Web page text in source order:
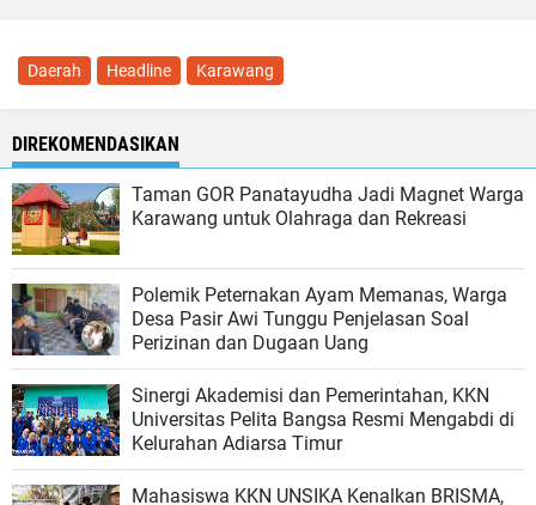
Daerah Headline Karawang
DIREKOMENDASIKAN
Taman GOR Panatayudha Jadi Magnet Warga
Karawang untuk Olahraga dan Rekreasi
Polemik Peternakan Ayam Memanas, Warga
Desa Pasir Awi Tunggu Penjelasan Soal
Perizinan dan Dugaan Uang
Sinergi Akademisi dan Pemerintahan, KKN
Universitas Pelita Bangsa Resmi Mengabdi di
Kelurahan Adiarsa Timur
Mahasiswa KKN UNSIKA Kenalkan BRISMA,